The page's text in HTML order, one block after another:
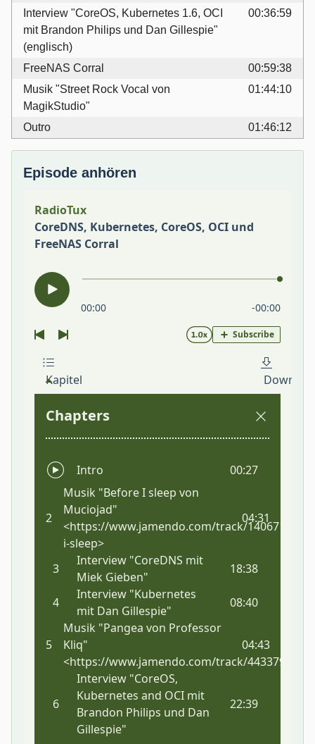
Interview "CoreOS, Kubernetes 1.6, OCI
mit Brandon Philips und Dan Gillespie"
(englisch)
00:36:59
FreeNAS Corral
00:59:38
Musik "Street Rock Vocal von
MagikStudio"
01:44:10
Outro 01:46:12
Episode anhören